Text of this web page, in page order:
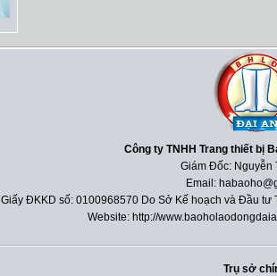
Công ty TNHH Trang thiết bị
Giám Đốc: Nguyễn
Email:
Giấy ĐKKD số: 0100968570 Do Sở Kế hoạch và Đầu
Website: http://
Trụ sở